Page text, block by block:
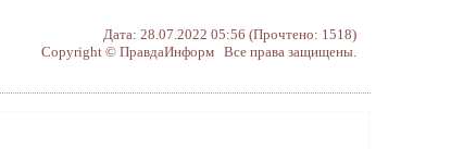
Дата: 28.07.2022 05:56 (Прочтено: 1518)
Copyright © ПравдаИнформ Все права защищены.